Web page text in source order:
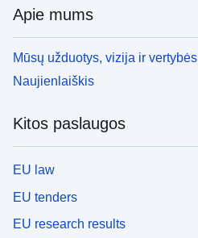
Apie mums
Mūsų užduotys, vizija ir vertybės
Naujienlaiškis
Kitos paslaugos
EU law
EU tenders
EU research results